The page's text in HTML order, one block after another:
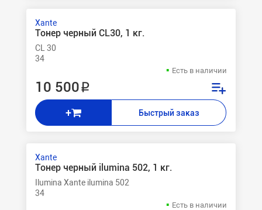
Xante
Тонер черный CL30, 1 кг.
CL 30
34
Есть в наличии
10 500 ₽
+ Быстрый заказ
Xante
Тонер черный ilumina 502, 1 кг.
Ilumina Xante ilumina 502
34
Есть в наличии